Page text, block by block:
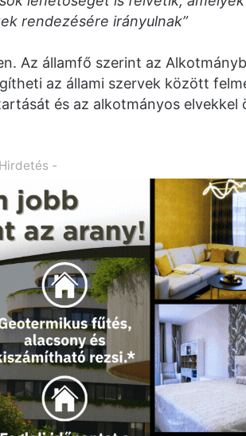
rendezésére irányulnak”
Az államfő szerint az
az állami szervek között
és az alkotmányos elvekkel
-